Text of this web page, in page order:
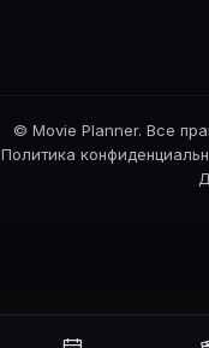
© Movie Planner. Все
Политика